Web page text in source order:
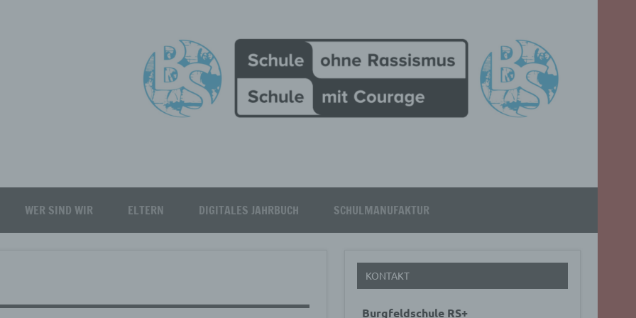
Burgfeld Realschule plus
WER SIND WIR ELTERN DIGITALES JAHRBUCH SCHULMANUFAKTUR
KONTAKT
Burgfeldschule RS+